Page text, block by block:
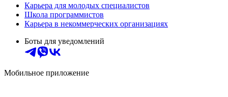
Карьера для молодых специалистов
Школа программистов
Карьера в некоммерческих организациях
Боты для уведомлений
Мобильное приложение